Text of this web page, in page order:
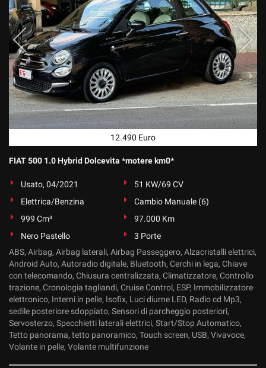
12.490 Euro
FIAT 500 1.0 Hybrid Dolcevita *motere km0*
Usato, 04/2021
51 KW/69 CV
Elettrica/Benzina
Cambio Manuale (6)
999 Cm³
97.000 Km
Nero Pastello
3 Porte
ABS, Airbag, Airbag laterali, Airbag Passeggero, Alzacristalli elettrici,
Android Auto, Autoradio digitale, Bluetooth, Cerchi in lega, Chiave
con telecomando, Chiusura centralizzata, Climatizzatore, Controllo
trazione, Cronologia tagliandi, Cruise Control, ESP, Immobilizzatore
elettronico, Interni in pelle, Isofix, Luci diurne LED, Radio cd Mp3,
sedile posteriore sdoppiato, Sensori di parcheggio posteriori,
Servosterzo, Specchietti laterali elettrici, Start/Stop Automatico,
Tetto panorama, tetto panoramico, Touch screen, USB, Vivavoce,
Volante in pelle, Volante multifunzione